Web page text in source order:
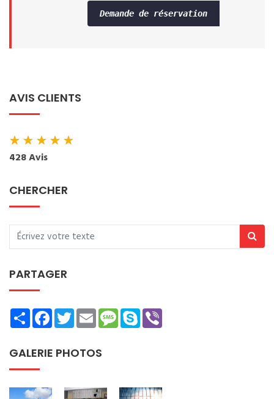
Demande de réservation
AVIS CLIENTS
★★★★★
428 Avis
CHERCHER
PARTAGER
ShareFacebookTwitterEmailMessage
Skype
GALERIE PHOTOS